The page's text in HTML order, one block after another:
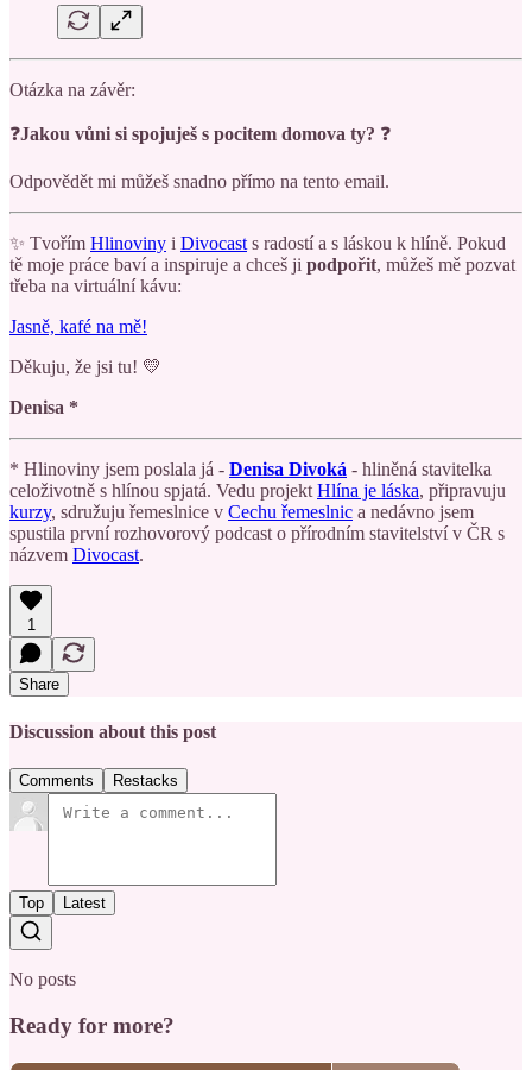
Otázka na závěr:
❓Jakou vůni si spojuješ s pocitem domova ty? ❓
Odpovědět mi můžeš snadno přímo na tento email.
✨ Tvořím Hlinoviny i Divocast s radostí a s láskou k hlíně. Pokud
tě moje práce baví a inspiruje a chceš ji podpořit, můžeš mě pozvat
třeba na virtuální kávu:
Jasně, kafé na mě!
Děkuju, že jsi tu! 💛
Denisa *
* Hlinoviny jsem poslala já - Denisa Divoká - hliněná stavitelka
celoživotně s hlínou spjatá. Vedu projekt Hlína je láska, připravuju
kurzy, sdružuju řemeslnice v Cechu řemeslnic a nedávno jsem
spustila první rozhovorový podcast o přírodním stavitelství v ČR s
názvem Divocast.
1
Share
Discussion about this post
Comments Restacks
Top Latest
No posts
Ready for more?